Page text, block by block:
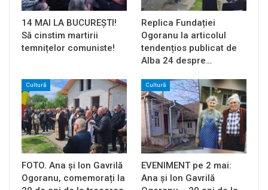
14 MAI LA BUCUREȘTI!
Să cinstim martirii
temnițelor comuniste!
Replica Fundației
Ogoranu la articolul
tendențios publicat de
Alba 24 despre…
Cultură
FOTO. Ana și Ion Gavrilă
Ogoranu, comemorați la
Cultură
EVENIMENT pe 2 mai:
Ana și Ion Gavrilă